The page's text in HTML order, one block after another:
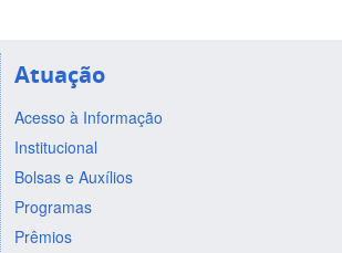
Atuação
Acesso à Informação
Institucional
Bolsas e Auxílios
Programas
Prêmios